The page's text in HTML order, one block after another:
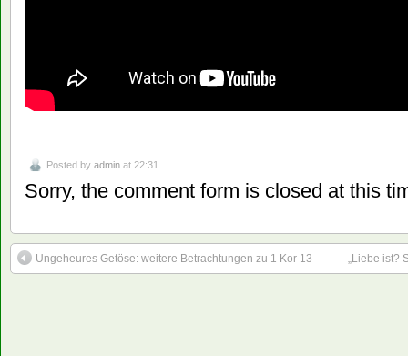
Posted by admin at 22:31
Sorry, the comment form is closed at this
Ungeheures Getöse: weitere Betrachtungen zu 1 Kor 13 „Liebe ist?